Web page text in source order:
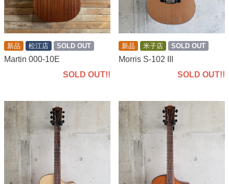
新品 松江店 SOLD OUT
Martin 000-10E
SOLD OUT!!
新品 米子店 SOLD OUT
Morris S-102 III
SOLD OUT!!